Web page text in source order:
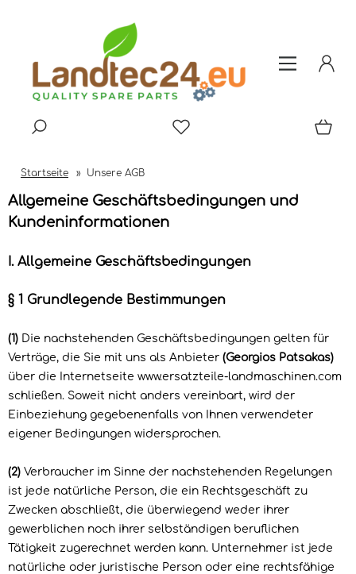
Startseite » Unsere AGB
Allgemeine Geschäftsbedingungen und
Kundeninformationen
I. Allgemeine Geschäftsbedingungen
§ 1 Grundlegende Bestimmungen
(1) Die nachstehenden Geschäftsbedingungen gelten für
Verträge, die Sie mit uns als Anbieter (Georgios Patsakas)
über die Internetseite www.ersatzteile-landmaschinen.com
schließen. Soweit nicht anders vereinbart, wird der
Einbeziehung gegebenenfalls von Ihnen verwendeter
eigener Bedingungen widersprochen.
(2) Verbraucher im Sinne der nachstehenden Regelungen
ist jede natürliche Person, die ein Rechtsgeschäft zu
Zwecken abschließt, die überwiegend weder ihrer
gewerblichen noch ihrer selbständigen beruflichen
Tätigkeit zugerechnet werden kann. Unternehmer ist jede
natürliche oder juristische Person oder eine rechtsfähige